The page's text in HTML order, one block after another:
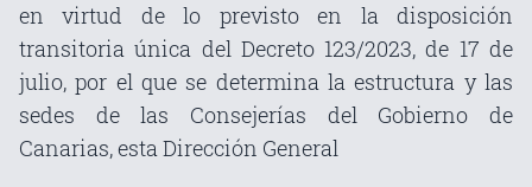
en virtud de lo previsto en la disposición
transitoria única del Decreto 123/2023, de 17 de
julio, por el que se determina la estructura y las
sedes de las Consejerías del Gobierno de
Canarias, esta Dirección General